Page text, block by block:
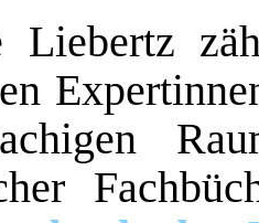
Liebertz